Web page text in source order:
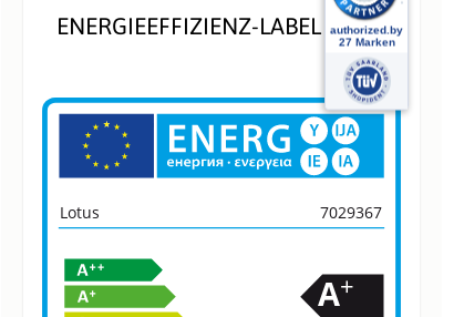
ENERGIEEFFIZIENZ-LABEL
Lotus 7029367
A+